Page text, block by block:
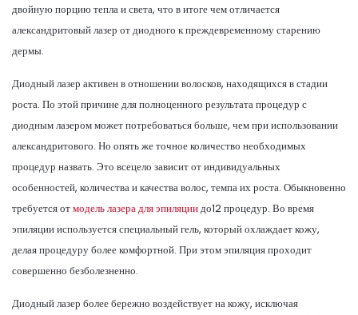
двойную порцию тепла и света, что в итоге чем отличается
александритовый лазер от диодного к преждевременному старению
дермы.
Диодный лазер активен в отношении волосков, находящихся в стадии
роста. По этой причине для полноценного результата процедур с
диодным лазером может потребоваться больше, чем при использовании
александритового. Но опять же точное количество необходимых
процедур назвать. Это всецело зависит от индивидуальных
особенностей, количества и качества волос, темпа их роста. Обыкновенно
требуется отмодель лазера для эпиляциидо12 процедур. Во время
эпиляции используется специальный гель, который охлаждает кожу,
делая процедуру более комфортной. При этом эпиляция проходит
совершенно безболезненно.
Диодный лазер более бережно воздействует на кожу, исключая